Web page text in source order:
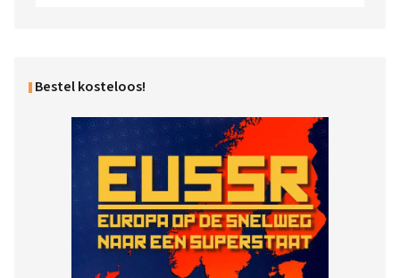
Bestel kosteloos!